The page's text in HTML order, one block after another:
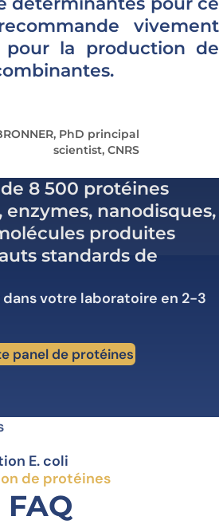
vivement
pour la production de
PhD principal
scientist, CNRS
8 500 protéines
nanodisques,
produites
standards de
dans votre laboratoire en 2-3
panel de protéines
E. coli
de protéines
FAQ